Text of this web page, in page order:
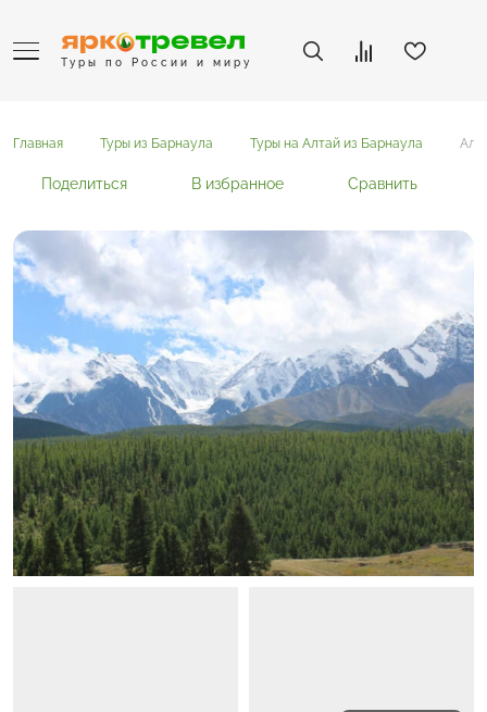
Туры по России и миру
Главная Туры из Барнаула Туры на Алтай из Барнаула
Поделиться В избранное Сравнить